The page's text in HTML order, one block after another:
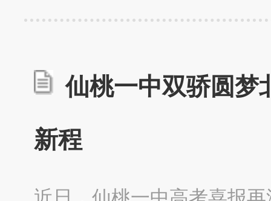
仙桃一中双骄圆梦
新程